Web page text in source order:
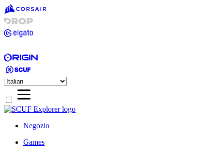
Negozio
Games